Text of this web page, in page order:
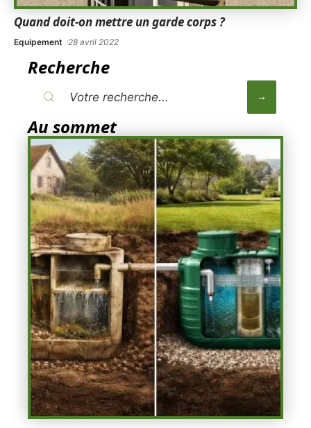
Quand doit-on mettre un garde corps ?
Equipement 28 avril 2022
Recherche
Au sommet